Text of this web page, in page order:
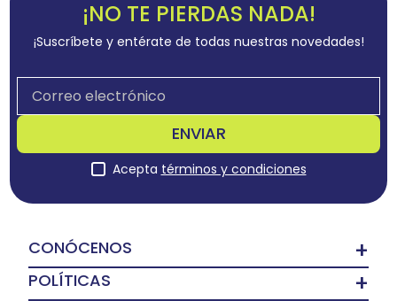
¡NO TE PIERDAS NADA!
¡Suscríbete y entérate de todas nuestras novedades!
ENVIAR
Acepta términos y condiciones
CONÓCENOS +
POLÍTICAS +